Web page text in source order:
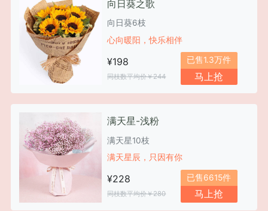
向日葵之歌
向日葵6枝
心向暖阳，快乐相伴
¥198
同枝数平均价￥244
已售1.3万件
马上抢
满天星-浅粉
满天星10枝
满天星辰，只因有你
¥228
同枝数平均价￥280
已售6615件
马上抢